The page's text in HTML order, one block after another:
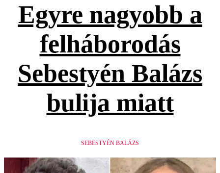
Egyre nagyobb a
felháborodás
Sebestyén Balázs
bulija miatt
SEBESTYÉN BALÁZS